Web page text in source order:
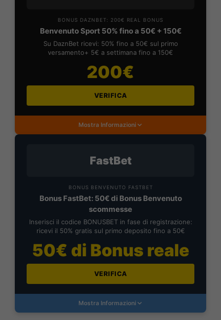
BONUS DAZNBET: 200€ REAL BONUS
Benvenuto Sport 50% fino a 50€ + 150€
Su DaznBet ricevi: 50% fino a 50€ sul primo
versamento+ 5€ a settimana fino a 150€
200€
VERIFICA
Mostra Informazioni
FastBet
BONUS BENVENUTO FASTBET
Bonus FastBet: 50€ di Bonus Benvenuto
scommesse
Inserisci il codice BONUSBET in fase di registrazione:
ricevi il 50% gratis sul primo deposito fino a 50€
50€ di Bonus reale
VERIFICA
Mostra Informazioni